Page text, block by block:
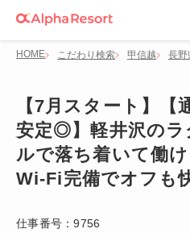
HOME こだわり検索 甲信越 長野
【7月スタート】【
安定◎】軽井沢のラ
ルで落ち着いて働
Wi-Fi完備でオフも
仕事番号：9756